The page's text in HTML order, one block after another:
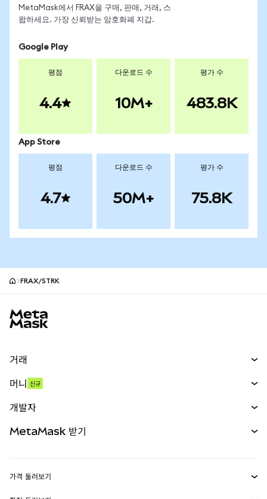
MetaMask에서 FRAX을 구매, 판매, 거래, 스
왑하세요. 가장 신뢰받는 암호화폐 지갑.
Google Play
평점
4.4
다운로드 수
10M+
평가 수
483.8K
App Store
평점
4.7
다운로드 수
50M+
평가 수
75.8K
FRAX/STRK
거래
무기한 선물
실물자산
머니 신규
개발자
MetaMask 받기
가격 둘러보기